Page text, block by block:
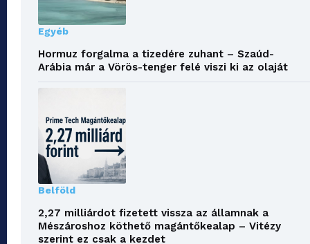
Egyéb
Hormuz forgalma a tizedére zuhant – Szaúd-
Arábia már a Vörös-tenger felé viszi ki az olaját
Belföld
2,27 milliárdot fizetett vissza az államnak a
Mészároshoz köthető magántőkealap – Vitézy
szerint ez csak a kezdet